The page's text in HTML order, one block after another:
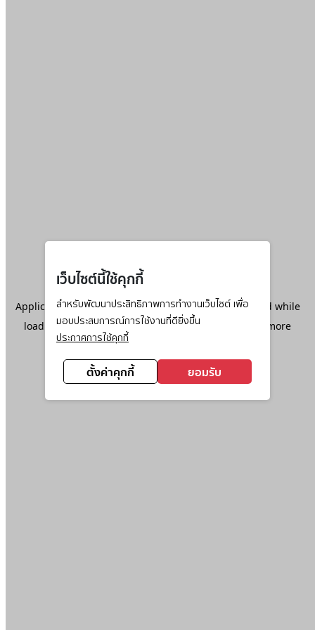
เว็บไซต์นี้ใช้คุกกี้
สำหรับพัฒนาประสิทธิภาพการทำงานเว็บไซต์ เพื่อ
มอบประสบการณ์การใช้งานที่ดียิ่งขึ้น
ประกาศการใช้คุกกี้
ตั้งค่าคุกกี้ ยอมรับ
Application error: aclient-side exception has occurred while
loadingwww.ktc.co.th(see the browser console
for more
information).